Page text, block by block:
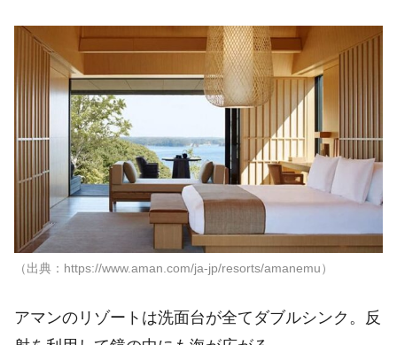
（出典：https://www.aman.com/ja-jp/resorts/amanemu）
アマンのリゾートは洗面台が全てダブルシンク。反